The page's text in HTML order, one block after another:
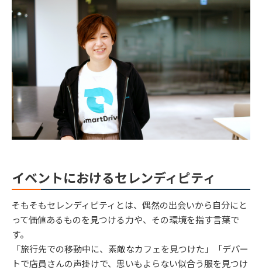
イベントにおけるセレンディピティ
そもそもセレンディピティとは、偶然の出会いから自分にと
って価値あるものを見つける力や、その環境を指す言葉で
す。
「旅行先での移動中に、素敵なカフェを見つけた」「デパー
トで店員さんの声掛けで、思いもよらない似合う服を見つけ